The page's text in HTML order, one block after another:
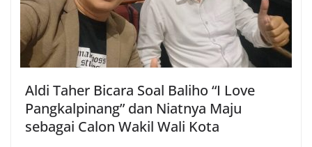
Aldi Taher Bicara Soal Baliho “I Love
Pangkalpinang” dan Niatnya Maju
sebagai Calon Wakil Wali Kota